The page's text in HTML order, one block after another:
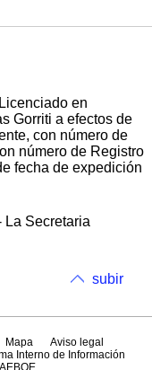
en
Gorriti a efectos de
con número de
número de Registro
fecha de expedición
La Secretaria
subir
Mapa
Aviso legal
Interno de Información